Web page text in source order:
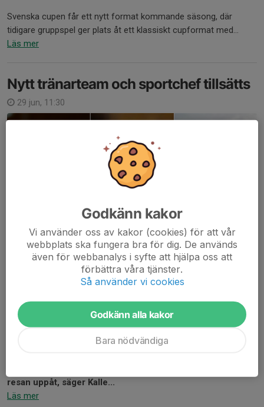
Svenska cupen får ett nytt format kommande säsong, där
tidigare gruppspel ger plats åt ett klassiskt cupformat med...
Läs mer
Nytt tränarteam och sportchef tillsätts
29 jun, 11:30
Från vänster: John Lindvall, Fanny Eriksson och Daniel Båverud. Foto:
Nya roller och ny assisterade tränare i form av Daniel
Båverud.
Inför kommande säsong spetsas damlagets organisation
resan uppåt, säger Kalle...
Läs mer
Godkänn kakor
Vi använder oss av kakor (cookies) för att vår
webbplats ska fungera bra för dig. De används
även för webbanalys i syfte att hjälpa oss att
förbättra våra tjänster.
Så använder vi cookies
Godkänn alla kakor
Bara nödvändiga